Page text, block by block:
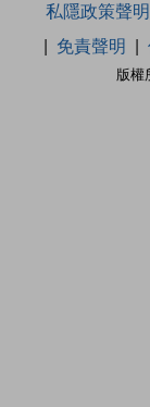
版權
私隱政策聲明
免責聲明